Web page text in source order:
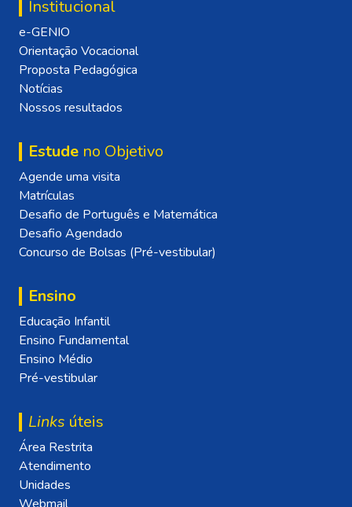
Institucional
e-GENIO
Orientação Vocacional
Proposta Pedagógica
Notícias
Nossos resultados
Estude no Objetivo
Agende uma visita
Matrículas
Desafio de Português e Matemática
Desafio Agendado
Concurso de Bolsas (Pré-vestibular)
Ensino
Educação Infantil
Ensino Fundamental
Ensino Médio
Pré-vestibular
Links úteis
Área Restrita
Atendimento
Unidades